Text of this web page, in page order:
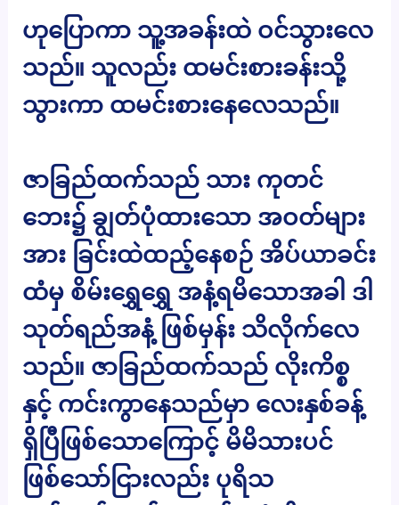
ဟုပြောကာ သူ့အခန်းထဲ ဝင်သွားလေ
သည်။ သူလည်း ထမင်းစားခန်းသို့
သွားကာ ထမင်းစားနေလေသည်။
ဇာခြည်ထက်သည် သား ကုတင်
ဘေး၌ ချွတ်ပုံထားသော အဝတ်များ
အား ခြင်းထဲထည့်နေစဉ် အိပ်ယာခင်း
ထံမှ စိမ်းရွှေရွှေ အနံ့ရမိသောအခါ ဒါ
သုတ်ရည်အနံ့ ဖြစ်မှန်း သိလိုက်လေ
သည်။ ဇာခြည်ထက်သည် လိုးကိစ္စ
နှင့် ကင်းကွာနေသည်မှာ လေးနှစ်ခန့်
ရှိပြီဖြစ်သောကြောင့် မိမိသားပင်
ဖြစ်သော်ငြားလည်း ပုရိသ